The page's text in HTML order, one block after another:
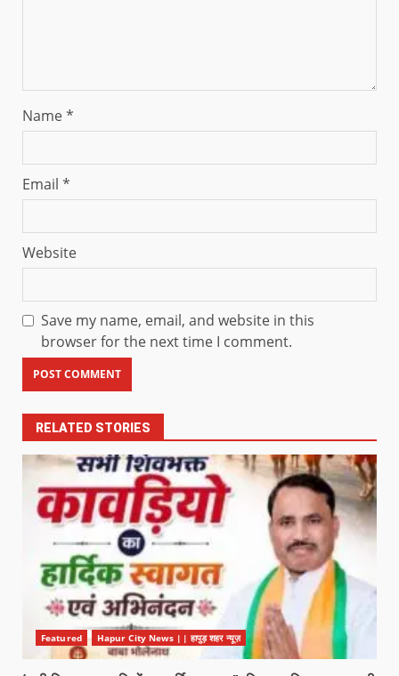
Name*
Email *
Website
Save my name, email, and website in this
browser for the next time I comment.
RELATED STORIES
Featured Hapur City News || हापुड़ शहर न्यूज़